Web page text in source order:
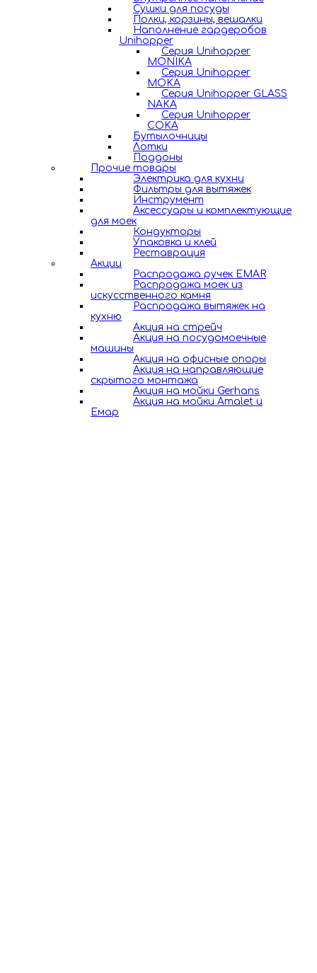
Сушки для посуды
Полки, корзины, вешалки
Наполнение гардеробов
Unihopper
Серия Unihopper
MONIKA
Серия Unihopper
MOKA
Серия Unihopper GLASS
NAKA
Серия Unihopper
COKA
Бутылочницы
Лотки
Поддоны
Прочие товары
Электрика для кухни
Фильтры для вытяжек
Инструмент
Аксессуары и комплектующие
для моек
Кондукторы
Упаковка и клей
Реставрация
Акции
Распродажа ручек EMAR
Распродажа моек из
искусственного камня
Распродажа вытяжек на
кухню
Акция на стрейч
Акция на посудомоечные
машины
Акция на офисные опоры
Акция на направляющие
скрытого монтажа
Акция на мойки Gerhans
Акция на мойки Amalet и
Емар